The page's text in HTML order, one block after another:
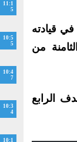
قيادته
من
الهدف الرابع
11:1
5
10:5
5
10:4
7
10:3
4
10:1